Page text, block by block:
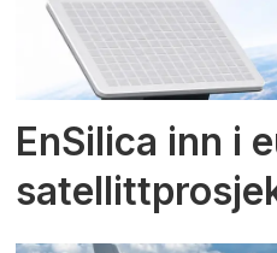
EnSilica inn i